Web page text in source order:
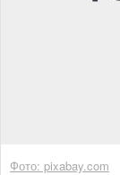
Фото: pixabay.com